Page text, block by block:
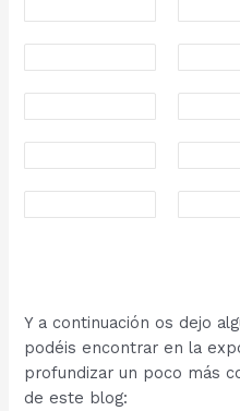
Y a continuación os dejo
podéis encontrar en la
profundizar un poco más
de este blog: